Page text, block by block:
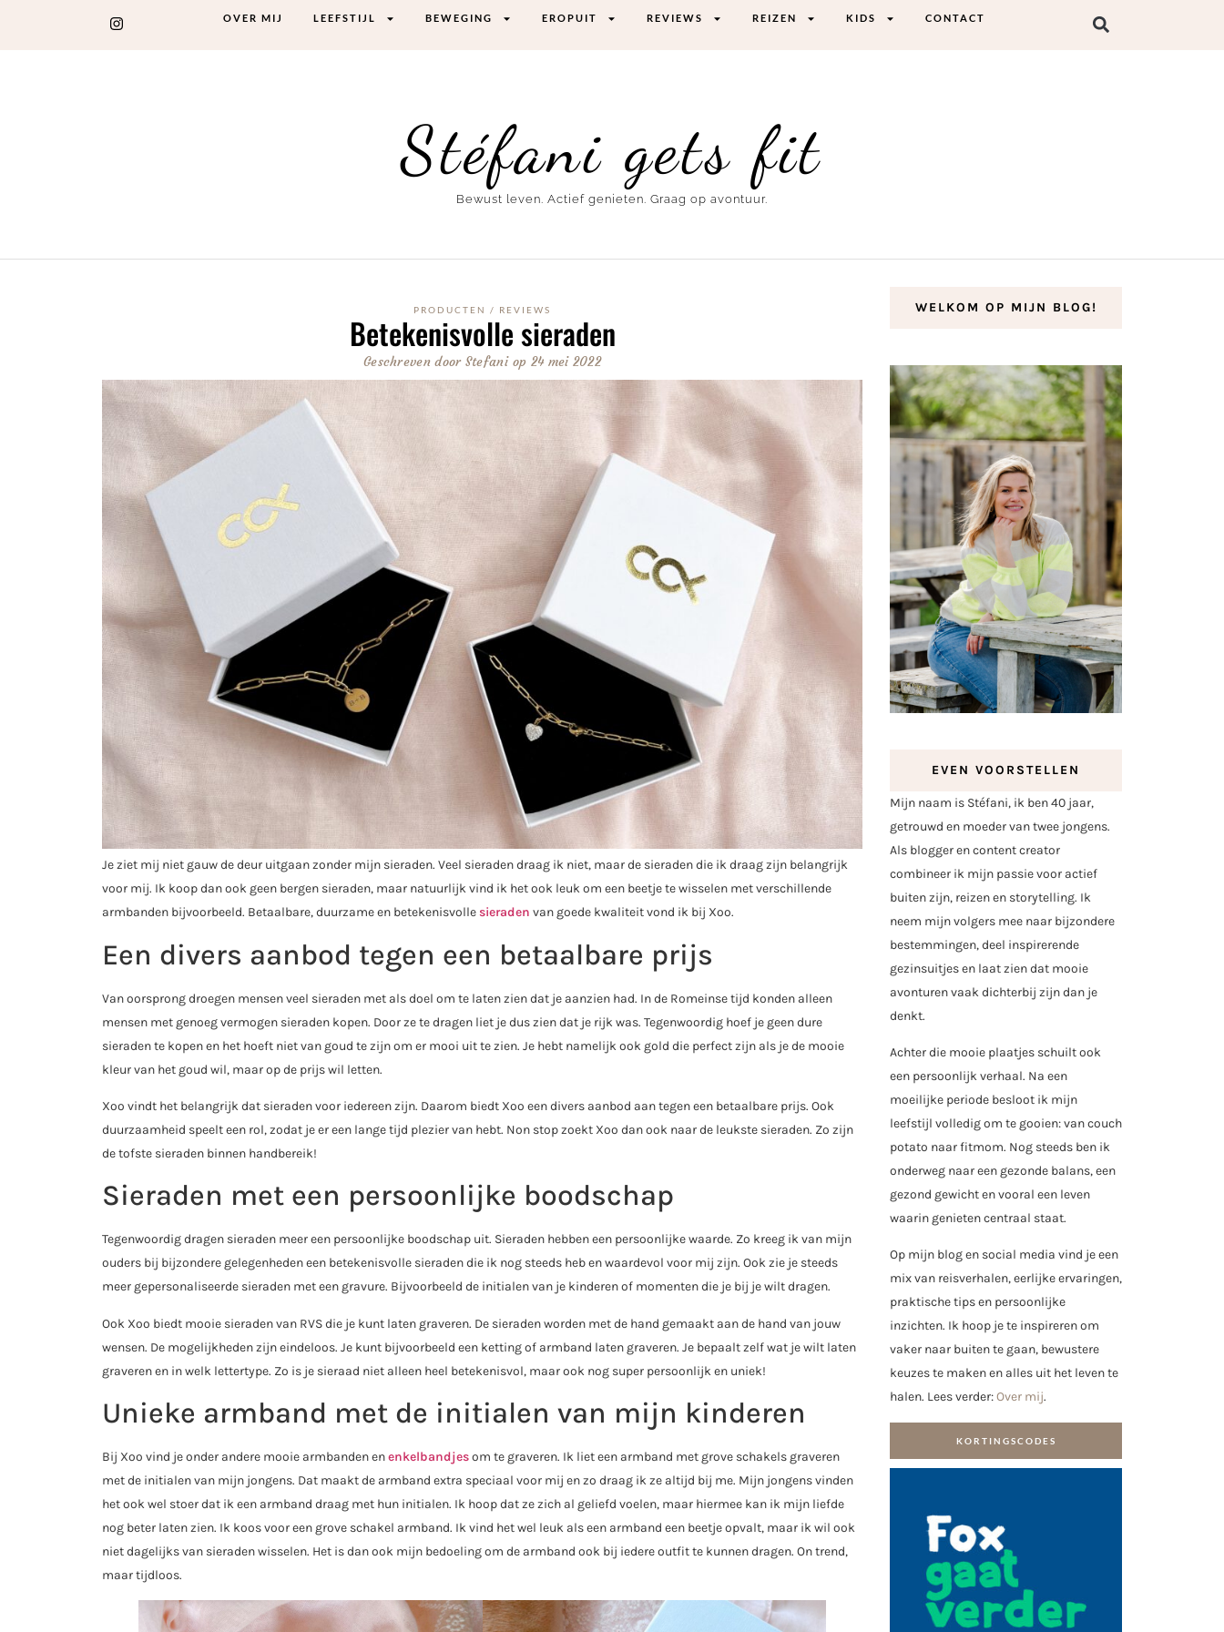
OVER MIJ LEEFSTIJL BEWEGING EROPUIT REVIEWS REIZEN KIDS CONTACT
Stéfani gets fit
Bewust leven. Actief genieten. Graag op avontuur.
PRODUCTEN / REVIEWS
Betekenisvolle sieraden
Geschreven doorStefani op 24 mei 2022
Je ziet mij niet gauw de deur uitgaan zonder mijn sieraden. Veel sieraden draag ik niet, maar de sieraden die ik draag zijn belangrijk
voor mij. Ik koop dan ook geen bergen sieraden, maar natuurlijk vind ik het ook leuk om een beetje te wisselen met verschillende
armbanden bijvoorbeeld. Betaalbare, duurzame en betekenisvollesieraden van goede kwaliteit vond ik bij Xoo.
Een divers aanbod tegen een betaalbare prijs
Van oorsprong droegen mensen veel sieraden met als doel om te laten zien dat je aanzien had. In de Romeinse tijd konden alleen
mensen met genoeg vermogen sieraden kopen. Door ze te dragen liet je dus zien dat je rijk was. Tegenwoordig hoef je geen dure
sieraden te kopen en het hoeft niet van goud te zijn om er mooi uit te zien. Je hebt namelijk ook gold die perfect zijn als je de mooie
kleur van het goud wil, maar op de prijs wil letten.
Xoo vindt het belangrijk dat sieraden voor iedereen zijn. Daarom biedt Xoo een divers aanbod aan tegen een betaalbare prijs. Ook
duurzaamheid speelt een rol, zodat je er een lange tijd plezier van hebt. Non stop zoekt Xoo dan ook naar de leukste sieraden. Zo zijn
de tofste sieraden binnen handbereik!
Sieraden met een persoonlijke boodschap
Tegenwoordig dragen sieraden meer een persoonlijke boodschap uit. Sieraden hebben een persoonlijke waarde. Zo kreeg ik van mijn
ouders bij bijzondere gelegenheden een betekenisvolle sieraden die ik nog steeds heb en waardevol voor mij zijn. Ook zie je steeds
meer gepersonaliseerde sieraden met een gravure. Bijvoorbeeld de initialen van je kinderen of momenten die je bij je wilt dragen.
Ook Xoo biedt mooie sieraden van RVS die je kunt laten graveren. De sieraden worden met de hand gemaakt aan de hand van jouw
wensen. De mogelijkheden zijn eindeloos. Je kunt bijvoorbeeld een ketting of armband laten graveren. Je bepaalt zelf wat je wilt laten
graveren en in welk lettertype. Zo is je sieraad niet alleen heel betekenisvol, maar ook nog super persoonlijk en uniek!
Unieke armband met de initialen van mijn kinderen
Bij Xoo vind je onder andere mooie armbanden enenkelbandjesom te graveren. Ik liet een armband met grove schakels graveren
met de initialen van mijn jongens. Dat maakt de armband extra speciaal voor mij en zo draag ik ze altijd bij me. Mijn jongens vinden
het ook wel stoer dat ik een armband draag met hun initialen. Ik hoop dat ze zich al geliefd voelen, maar hiermee kan ik mijn liefde
nog beter laten zien. Ik koos voor een grove schakel armband. Ik vind het wel leuk als een armband een beetje opvalt, maar ik wil ook
niet dagelijks van sieraden wisselen. Het is dan ook mijn bedoeling om de armband ook bij iedere outfit te kunnen dragen. On trend,
maar tijdloos.
WELKOM OP MIJN BLOG!
EVEN VOORSTELLEN
Mijn naam is Stéfani, ik ben 40 jaar,
getrouwd en moeder van twee jongens.
Als blogger en content creator
combineer ik mijn passie voor actief
buiten zijn, reizen en storytelling. Ik
neem mijn volgers mee naar bijzondere
bestemmingen, deel inspirerende
gezinsuitjes en laat zien dat mooie
avonturen vaak dichterbij zijn dan je
denkt.
Achter die mooie plaatjes schuilt ook
een persoonlijk verhaal. Na een
moeilijke periode besloot ik mijn
leefstijl volledig om te gooien: van couch
potato naar fitmom. Nog steeds ben ik
onderweg naar een gezonde balans, een
gezond gewicht en vooral een leven
waarin genieten centraal staat.
Op mijn blog en social media vind je een
mix van reisverhalen, eerlijke ervaringen,
praktische tips en persoonlijke
inzichten. Ik hoop je te inspireren om
vaker naar buiten te gaan, bewustere
keuzes te maken en alles uit het leven te
halen. Lees verder:Over mij.
KORTINGSCODES